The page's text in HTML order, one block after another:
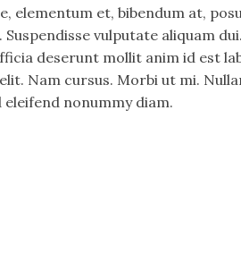
elementum et, bibendum at,
Suspendisse vulputate aliquam
deserunt mollit anim id est
Nam cursus. Morbi ut mi.
eleifend nonummy diam.